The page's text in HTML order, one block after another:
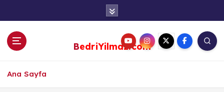
BedriYilmaz.com
Ana Sayfa